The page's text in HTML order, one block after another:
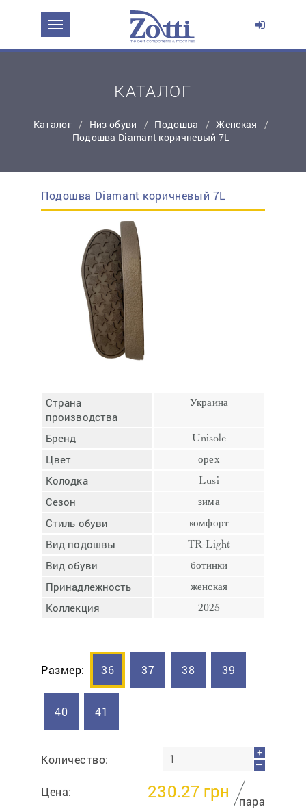
КАТАЛОГ
Каталог Низ обуви Подошва
Женская
Подошва Diamant коричневый 7L
Подошва Diamant коричневый 7L
Страна
производства
Украина
Бренд Unisole
Цвет орех
Колодка Lusi
Сезон зима
Стиль обуви комфорт
Вид подошвы TR-Light
Вид обуви ботинки
Принадлежность женская
Коллекция 2025
Размер: 36 37 38 39
40 41
Количество:
+
—
Цена: 230.27 грн
пара
ЗАДАТЬ ВОПРОС О ПРОДУКТЕ
Эл. почта:
Контактный телефон:*